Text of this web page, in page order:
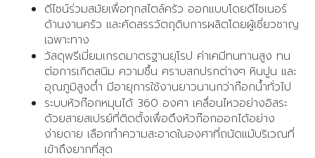
ดีไซน์ร่วมสมัยเพื่อทุกสไตล์ครัว ออกแบบโดยดีไซเนอร์
ด้านงานครัว และคัดสรรวัตถุดิบการผลิตโดยผู้เชี่ยวชาญ
เฉพาะทาง
วัสดุพรีเมี่ยมเกรดมาตรฐานยุโรป ค่าเคมีทนทานสูง ทน
ต่อการเกิดสนิม ความชื้น คราบสกปรกต่างๆ หินปูน และ
อุณภูมิสูงต่ำ มีอายุการใช้งานยาวนานกว่าก๊อกน้ำทั่วไป
ระบบหัวก๊อกหมุนได้ 360 องศา เคลื่อนไหวอย่างอิสระ
ด้วยสายสเปรย์ที่ติดตั้งเพื่อดึงหัวก๊อกออกได้อย่าง
ง่ายดาย เลือกทำความสะอาดในองศาที่ถนัดแม้บริเวณที่
เข้าถึงยากที่สุด